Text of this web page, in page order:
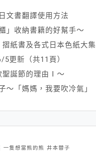
文書翻譯使用方法
」收納書籍的好幫手～
摺紙書及各式日本色紙大集
5更新（共11頁）
聖誕節的理由Ⅰ～
～「媽媽，我要吹冷氣」
一隻想當熊的熊 井本蓉子